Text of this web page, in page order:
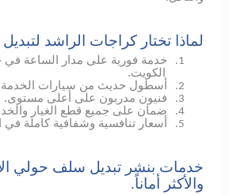
لماذا تختار كراجات الراشد لتبديل
1.
خدمة فورية على مدار الساعة
الكويت.
2. أسطول حديث من سيارات الخدمة
3. فنيون مدربون على أعلى مستوى.
4. ضمان على جميع قطع الغيار
5. أسعار تنافسية وشفافية كاملة في
خدمات بنشر تبديل سلف حولي
والأكثر أماناً.